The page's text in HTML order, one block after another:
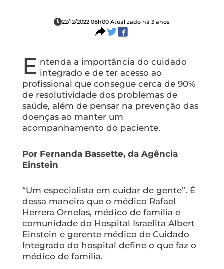
22/12/2022 08h00 Atualizado há 3 anos
E ntenda a importância do cuidado
integrado e de ter acesso ao
profissional que consegue cerca de 90%
de resolutividade dos problemas de
saúde, além de pensar na prevenção das
doenças ao manter um
acompanhamento do paciente.
Por Fernanda Bassette, da Agência
Einstein
“Um especialista em cuidar de gente”. É
dessa maneira que o médico Rafael
Herrera Ornelas, médico de família e
comunidade do Hospital Israelita Albert
Einstein e gerente médico de Cuidado
Integrado do hospital define o que faz o
médico de família.